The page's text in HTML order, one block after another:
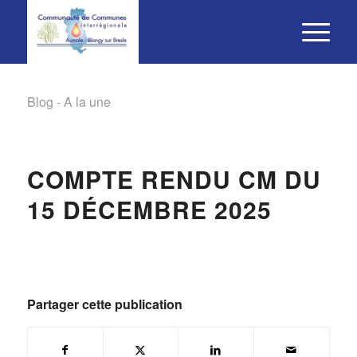
Blog - A la une
COMPTE RENDU CM DU
15 DÉCEMBRE 2025
Partager cette publication